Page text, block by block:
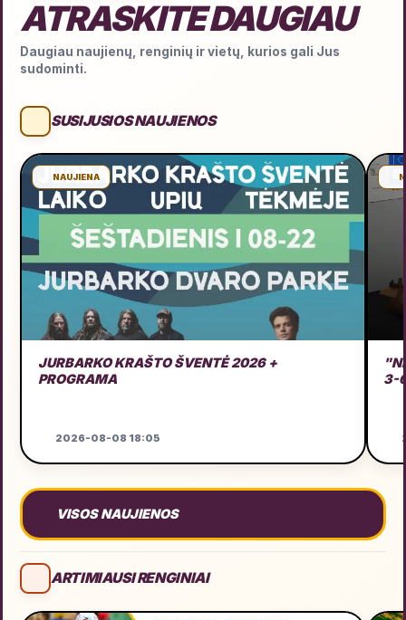
ATRASKITE DAUGIAU
Daugiau naujienų, renginių ir vietų, kurios gali Jus
sudominti.
SUSIJUSIOS NAUJIENOS
NAUJIENA
JURBARKO KRAŠTO ŠVENTĖ 2026 +
PROGRAMA
2026-08-08 18:05
3-
VISOS NAUJIENOS
ARTIMIAUSI RENGINIAI